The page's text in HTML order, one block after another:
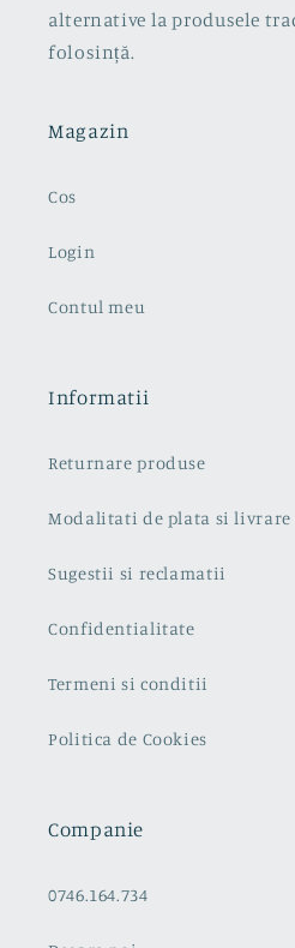
alternative la produsele
folosință.
Magazin
Cos
Login
Contul meu
Informatii
Returnare produse
Modalitati de plata si livrare
Sugestii si reclamatii
Confidentialitate
Termeni si conditii
Politica de Cookies
Companie
0746.164.734